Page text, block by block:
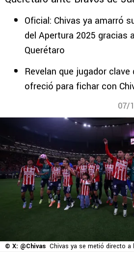
Oficial: Chivas ya amarró
del Apertura 2025 gracias
Querétaro
Revelan que jugador
ofreció para fichar con
07/
© X: @Chivas Chivas ya se metió directo a